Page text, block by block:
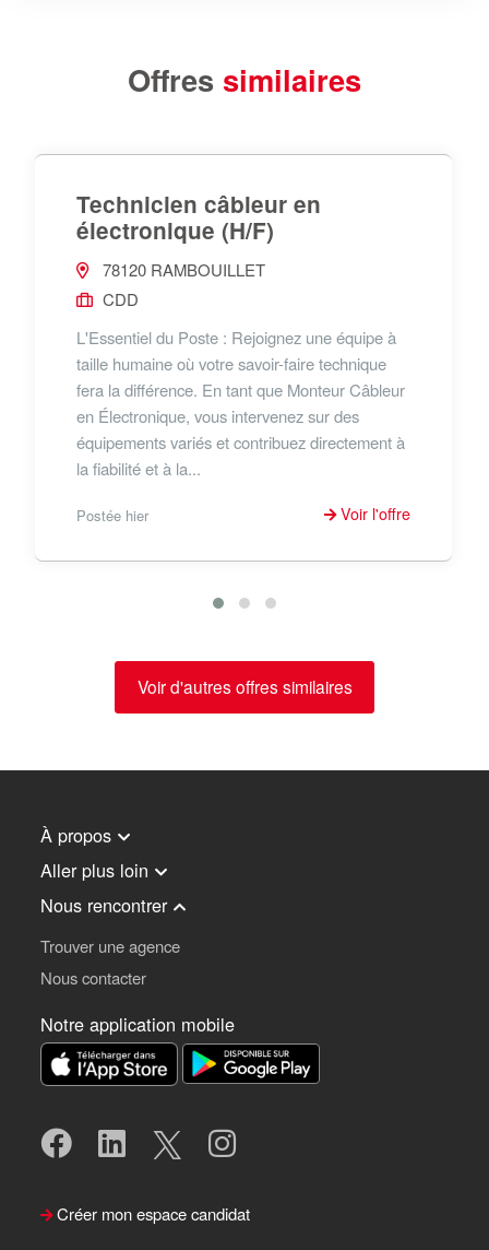
Offres similaires
Technicien câbleur en
électronique (H/F)
78120 RAMBOUILLET
CDD
L'Essentiel du Poste : Rejoignez une équipe à
taille humaine où votre savoir-faire technique
fera la différence. En tant que Monteur Câbleur
en Électronique, vous intervenez sur des
équipements variés et contribuez directement à
la fiabilité et à la...
Postée hier Voir l'offre
Voir d'autres offres similaires
À propos
Aller plus loin
Nous rencontrer
Trouver une agence
Nous contacter
Notre application mobile
Créer mon espace candidat